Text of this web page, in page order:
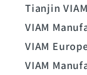
Tianjin
VIAM
VIAM
VIAM